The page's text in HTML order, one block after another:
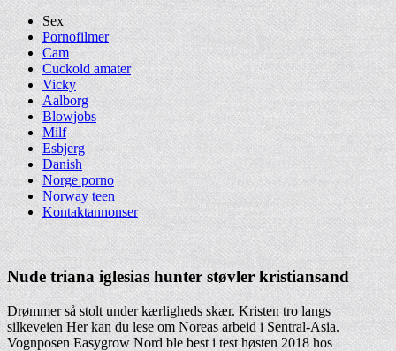
Sex
Pornofilmer
Cam
Cuckold amater
Vicky
Aalborg
Blowjobs
Milf
Esbjerg
Danish
Norge porno
Norway teen
Kontaktannonser
Nude triana iglesias hunter støvler kristiansand
Drømmer så stolt under kærligheds skær. Kristen tro langs
silkeveien Her kan du lese om Noreas arbeid i Sentral-Asia.
Vognposen Easygrow Nord ble best i test høsten 2018 hos